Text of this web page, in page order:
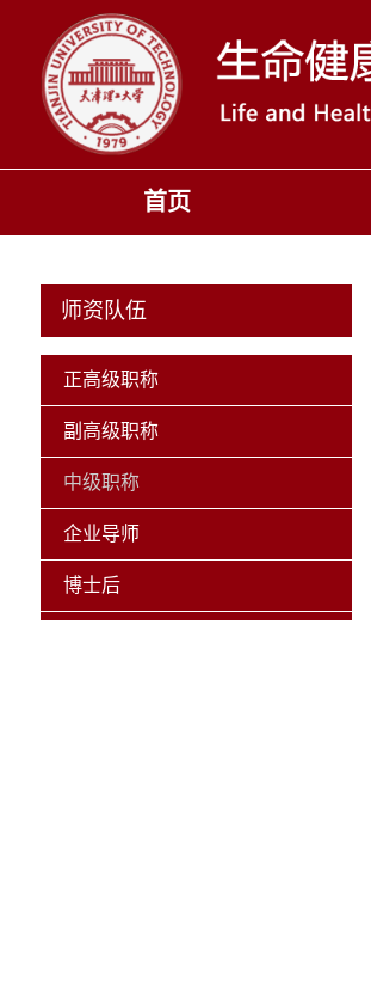
首页
师资队伍
正高级职称
副高级职称
中级职称
企业导师
博士后